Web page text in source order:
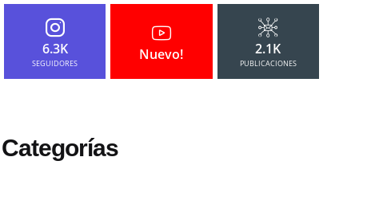
6.3K
SEGUIDORES
Nuevo! 2.1K
PUBLICACIONES
Categorías